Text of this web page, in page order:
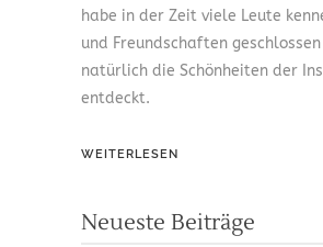
habe in der Zeit viele Leute
und Freundschaften
natürlich die Schönheiten der
entdeckt.
WEITERLESEN
Neueste Beiträge